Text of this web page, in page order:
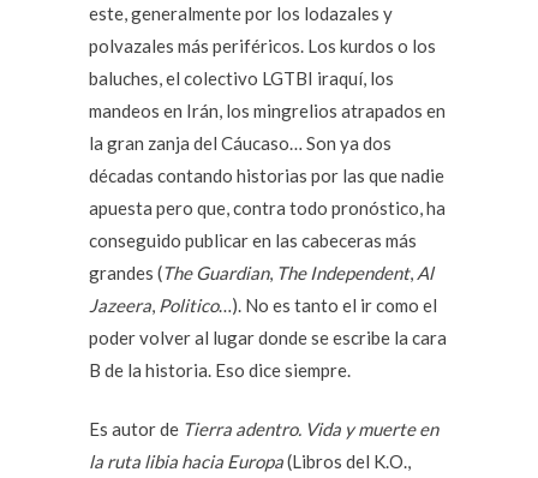
este, generalmente por los lodazales y
polvazales más periféricos. Los kurdos o los
baluches, el colectivo LGTBI iraquí, los
mandeos en Irán, los mingrelios atrapados en
la gran zanja del Cáucaso… Son ya dos
décadas contando historias por las que nadie
apuesta pero que, contra todo pronóstico, ha
conseguido publicar en las cabeceras más
grandes (The Guardian, The Independent, Al
Jazeera, Politico…). No es tanto el ir como el
poder volver al lugar donde se escribe la cara
B de la historia. Eso dice siempre.
Es autor de Tierra adentro. Vida y muerte en
la ruta libia hacia Europa(Libros del K.O.,